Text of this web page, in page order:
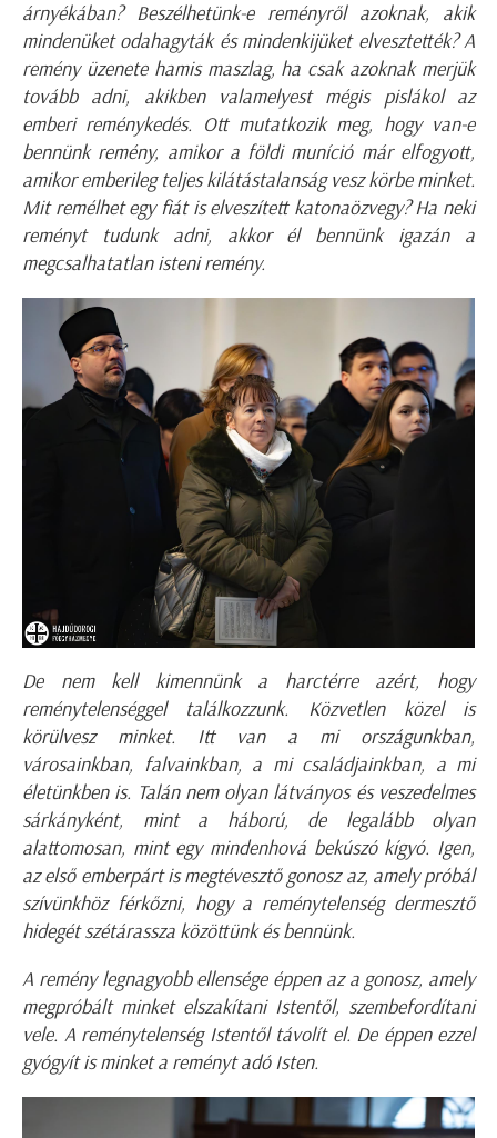
árnyékában? Beszélhetünk-e reményről azoknak, akik
mindenüket odahagyták és mindenkijüket elvesztették? A
remény üzenete hamis maszlag, ha csak azoknak merjük
tovább adni, akikben valamelyest mégis pislákol az
emberi reménykedés. Ott mutatkozik meg, hogy van-e
bennünk remény, amikor a földi muníció már elfogyott,
amikor emberileg teljes kilátástalanság vesz körbe minket.
Mit remélhet egy fiát is elveszített katonaözvegy? Ha neki
reményt tudunk adni, akkor él bennünk igazán a
megcsalhatatlan isteni remény.
De nem kell kimennünk a harctérre azért, hogy
reménytelenséggel találkozzunk. Közvetlen közel is
körülvesz minket. Itt van a mi országunkban,
városainkban, falvainkban, a mi családjainkban, a mi
életünkben is. Talán nem olyan látványos és veszedelmes
sárkányként, mint a háború, de legalább olyan
alattomosan, mint egy mindenhová bekúszó kígyó. Igen,
az első emberpárt is megtévesztő gonosz az, amely próbál
szívünkhöz férkőzni, hogy a reménytelenség dermesztő
hidegét szétárassza közöttünk és bennünk.
A remény legnagyobb ellensége éppen az a gonosz, amely
megpróbált minket elszakítani Istentől, szembefordítani
vele. A reménytelenség Istentől távolít el. De éppen ezzel
gyógyít is minket a reményt adó Isten.